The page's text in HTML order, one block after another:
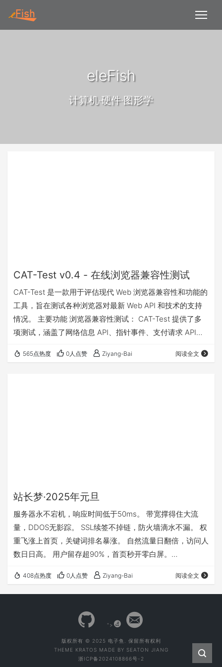
eleFish
计算机·硬件·图形学
CAT-Test v0.4 - 在线浏览器兼容性测试
CAT-Test 是一款用于评估现代 Web 浏览器兼容性和功能的
工具，旨在测试各种浏览器对最新 Web API 和技术的支持
情况。 主要功能 浏览器兼容性测试： CAT-Test 提供了多
项测试，涵盖了网络信息 API、指针事件、支付请求 API、
别）、剪贴板 API、Web 推送通知、文件系统访问 API、音
565点热度 0人点赞 Ziyang-Bai 阅读全文
站长梦·2025年元旦
服务器永不宕机，响应时间低于50ms。 带宽撑得住大流
量，DDOS无影踪。 SSL续签不掉链，防火墙滴水不漏。 权
重飞涨上首页，关键词排名暴涨。 自然流量日翻倍，访问人
数日日高。 用户留存超90%，首页秒开零白屏。
载，接口响应毫秒级。 后台管理方便无比，CDN全程护
航。 搜索引擎爬满全站，祝网站运营一路长虹！ 2024年12
408点热度 0人点赞 Ziyang-Bai 阅读全文
">
版权所有 © 2025 电子鱼. 保留所有权利
THEME KRATOS MADE BY SEATON JIANG
浙ICP备2024108866号-2